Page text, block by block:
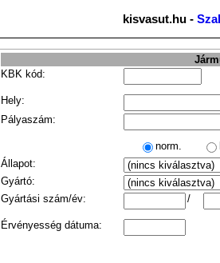
kisvasut.hu -
KBK kód:
Hely:
Pályaszám:
norm.
Állapot:
Gyártó:
Gyártási szám/év:
/
Érvényesség dátuma: